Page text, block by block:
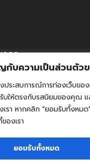
ญกับความเป็นส่วนตั
ประสบการณ์การท่องเว็บขอ
บให้ตรงกับรสนิยมของคุณ แล
เรา หากคลิก "ยอมรับทั้งห
องเรา
ยอมรับทั้งหมด
คคล
ผน
ละประเมินผล
ษา
กษาเอกชน
ฯ
ายใน
บุรี